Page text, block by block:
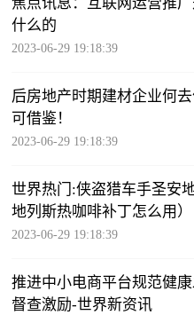
焦点讯息：互联网运营推
什么的
2023-06-29 19:18:39
后房地产时期建材企业何
可借鉴！
2023-06-29 19:18:39
世界热门:侠盗猎车手圣安
地列斯热咖啡补丁怎么用）
2023-06-29 19:18:39
推进中小电商平台规范健
督查激励-世界新资讯